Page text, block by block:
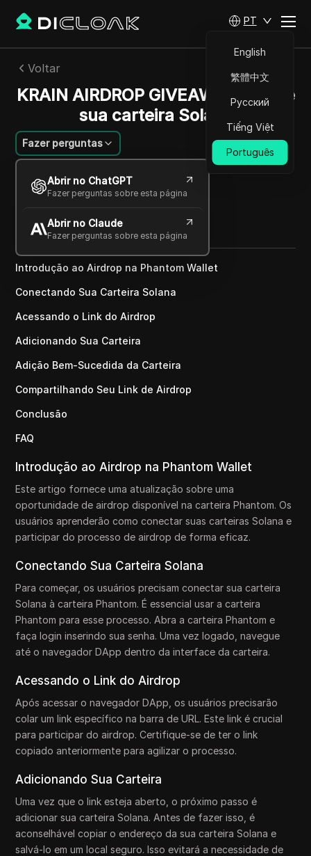
PT
English
繁體中文
Русский
Tiếng Việt
Português
Voltar
KRAIN AIRDROP GIVEAWAY | Envie
sua carteira Solana
Fazer perguntas
Abrir no ChatGPT
Fazer perguntas sobre esta página
Abrir no Claude
Fazer perguntas sobre esta página
João Silva
26 dez 2024 2 min de leitura
Copy Link
Introdução ao Airdrop na Phantom Wallet
Conectando Sua Carteira Solana
Acessando o Link do Airdrop
Adicionando Sua Carteira
Adição Bem-Sucedida da Carteira
Compartilhando Seu Link de Airdrop
Conclusão
FAQ
Introdução ao Airdrop na Phantom Wallet
Este artigo fornece uma atualização sobre uma
oportunidade de airdrop disponível na carteira Phantom. Os
usuários aprenderão como conectar suas carteiras Solana e
participar do processo de airdrop de forma eficaz.
Conectando Sua Carteira Solana
Para começar, os usuários precisam conectar sua carteira
Solana à carteira Phantom. É essencial usar a carteira
Phantom para esse processo. Abra a carteira Phantom e
faça login inserindo sua senha. Uma vez logado, navegue
até o navegador DApp dentro da interface da carteira.
Acessando o Link do Airdrop
Após acessar o navegador DApp, os usuários precisarão
colar um link específico na barra de URL. Este link é crucial
para participar do airdrop. Certifique-se de ter o link
copiado anteriormente para agilizar o processo.
Adicionando Sua Carteira
Uma vez que o link esteja aberto, o próximo passo é
adicionar sua carteira Solana. Antes de fazer isso, é
aconselhável copiar o endereço da sua carteira Solana e
salvá-lo em um local seguro. Isso evitará a necessidade de